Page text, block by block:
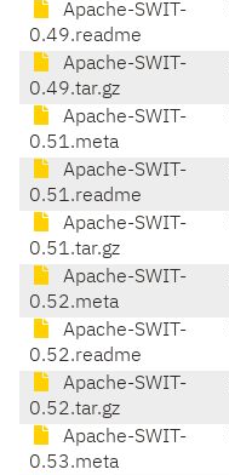
Apache-SWIT-
0.49.readme
Apache-SWIT-
0.49.tar.gz
Apache-SWIT-
0.51.meta
Apache-SWIT-
0.51.readme
Apache-SWIT-
0.51.tar.gz
Apache-SWIT-
0.52.meta
Apache-SWIT-
0.52.readme
Apache-SWIT-
0.52.tar.gz
Apache-SWIT-
0.53.meta